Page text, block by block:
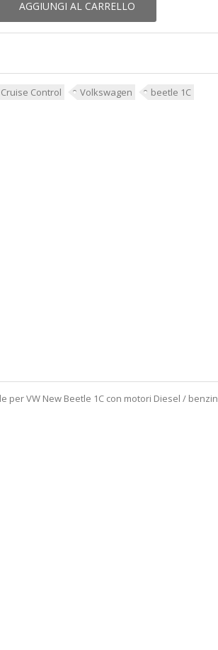
AGGIUNGI AL CARRELLO
Cruise Control Volkswagen beetle 1C
VW New Beetle 1C con motori Diesel /